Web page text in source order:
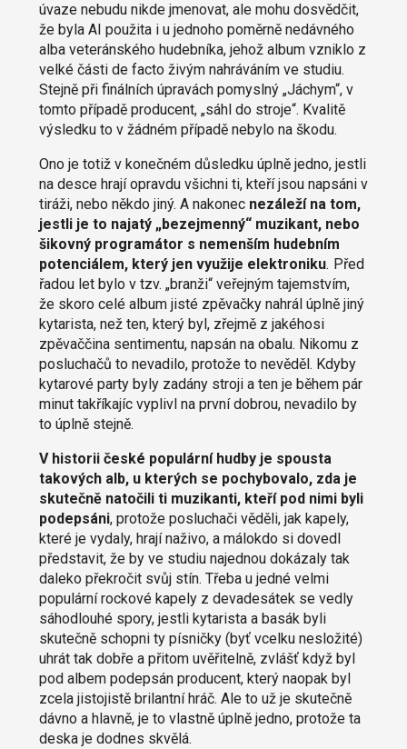
úvaze nebudu nikde jmenovat, ale mohu dosvědčit,
že byla AI použita i u jednoho poměrně nedávného
alba veteránského hudebníka, jehož album vzniklo z
velké části de facto živým nahráváním ve studiu.
Stejně při finálních úpravách pomyslný „Jáchym“, v
tomto případě producent, „sáhl do stroje“. Kvalitě
výsledku to v žádném případě nebylo na škodu.
Ono je totiž v konečném důsledku úplně jedno, jestli
na desce hrají opravdu všichni ti, kteří jsou napsáni v
tiráži, nebo někdo jiný. A nakonec nezáleží na tom,
jestli je to najatý „bezejmenný“ muzikant, nebo
šikovný programátor s nemenším hudebním
potenciálem, který jen využije elektroniku. Před
řadou let bylo v tzv. „branži“ veřejným tajemstvím,
že skoro celé album jisté zpěvačky nahrál úplně jiný
kytarista, než ten, který byl, zřejmě z jakéhosi
zpěvaččina sentimentu, napsán na obalu. Nikomu z
posluchačů to nevadilo, protože to nevěděl. Kdyby
kytarové party byly zadány stroji a ten je během pár
minut takříkajíc vyplivl na první dobrou, nevadilo by
to úplně stejně.
V historii české populární hudby je spousta
takových alb, u kterých se pochybovalo, zda je
skutečně natočili ti muzikanti, kteří pod nimi byli
podepsáni, protože posluchači věděli, jak kapely,
které je vydaly, hrají naživo, a málokdo si dovedl
představit, že by ve studiu najednou dokázaly tak
daleko překročit svůj stín. Třeba u jedné velmi
populární rockové kapely z devadesátek se vedly
sáhodlouhé spory, jestli kytarista a basák byli
skutečně schopni ty písničky (byť vcelku nesložité)
uhrát tak dobře a přitom uvěřitelně, zvlášť když byl
pod albem podepsán producent, který naopak byl
zcela jistojistě brilantní hráč. Ale to už je skutečně
dávno a hlavně, je to vlastně úplně jedno, protože ta
deska je dodnes skvělá.